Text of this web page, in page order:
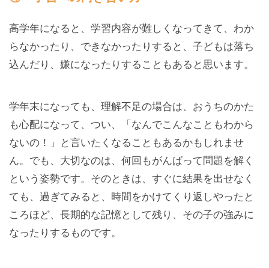
高学年になると、学習内容が難しくなってきて、わか
らなかったり、できなかったりすると、子どもは落ち
込んだり、嫌になったりすることもあると思います。
学年末になっても、理解不足の場合は、おうちのかた
も心配になって、つい、「なんでこんなこともわから
ないの！」と言いたくなることもあるかもしれませ
ん。でも、大切なのは、何回もがんばって問題を解く
という姿勢です。そのときは、すぐに結果を出せなく
ても、過ぎてみると、時間をかけてくり返しやったと
ころほど、長期的な記憶として残り、その子の強みに
なったりするものです。